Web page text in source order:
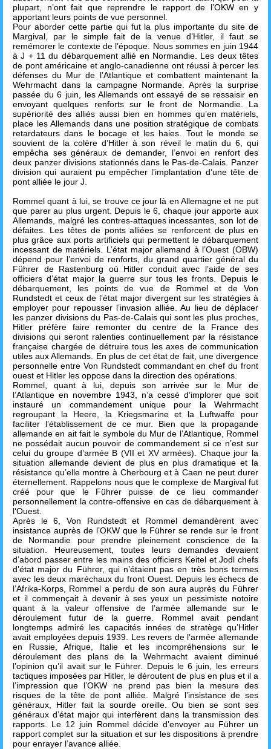
plupart, n’ont fait que reprendre le rapport de l’OKW en y
apportant leurs points de vue personnel.
Pour aborder cette partie qui fut la plus importante du site de
Margival, par le simple fait de la venue d’Hitler, il faut se
remémorer le contexte de l’époque. Nous sommes en juin 1944
à J + 11 du débarquement allié en Normandie. Les deux têtes
de pont américaine et anglo-canadienne ont réussi à percer les
défenses du Mur de l’Atlantique et combattent maintenant la
Wehrmacht dans la campagne Normande. Après la surprise
passée du 6 juin, les Allemands ont essayé de se ressaisir en
envoyant quelques renforts sur le front de Normandie. La
supériorité des alliés aussi bien en hommes qu’en matériels,
place les Allemands dans une position stratégique de combats
retardateurs dans le bocage et les haies. Tout le monde se
souvient de la colère d’Hitler à son réveil le matin du 6, qui
empêcha ses généraux de demander, l’envoi en renfort des
deux panzer divisions stationnés dans le Pas-de-Calais. Panzer
division qui auraient pu empêcher l’implantation d’une tête de
pont alliée le jour J.
Rommel quant à lui, se trouve ce jour là en Allemagne et ne put
que parer au plus urgent. Depuis le 6, chaque jour apporte aux
Allemands, malgré les contres-attaques incessantes, son lot de
défaites. Les têtes de ponts alliées se renforcent de plus en
plus grâce aux ports artificiels qui permettent le débarquement
incessant de matériels. L’état major allemand à l’Ouest (OBW)
dépend pour l’envoi de renforts, du grand quartier général du
Führer de Rastenburg où Hitler conduit avec l’aide de ses
officiers d’état major la guerre sur tous les fronts. Depuis le
débarquement, les points de vue de Rommel et de Von
Rundstedt et ceux de l’état major divergent sur les stratégies à
employer pour repousser l’invasion alliée. Au lieu de déplacer
les panzer divisions du Pas-de-Calais qui sont les plus proches,
Hitler préfère faire remonter du centre de la France des
divisions qui seront ralenties continuellement par la résistance
française chargée de détruire tous les axes de communication
utiles aux Allemands. En plus de cet état de fait, une divergence
personnelle entre Von Rundstedt commandant en chef du front
ouest et Hitler les oppose dans la direction des opérations.
Rommel, quant à lui, depuis son arrivée sur le Mur de
l’Atlantique en novembre 1943, n’a cessé d’implorer que soit
instauré un commandement unique pour la Wehrmacht
regroupant la Heere, la Kriegsmarine et la Luftwaffe pour
faciliter l’établissement de ce mur. Bien que la propagande
allemande en ait fait le symbole du Mur de l’Atlantique, Rommel
ne possédait aucun pouvoir de commandement si ce n’est sur
celui du groupe d’armée B (VII et XV armées). Chaque jour la
situation allemande devient de plus en plus dramatique et la
résistance qu’elle montre à Cherbourg et à Caen ne peut durer
éternellement. Rappelons nous que le complexe de Margival fut
créé pour que le Führer puisse de ce lieu commander
personnellement la contre-offensive en cas de débarquement à
l’Ouest.
Après le 6, Von Rundstedt et Rommel demandèrent avec
insistance auprès de l’OKW que le Führer se rende sur le front
de Normandie pour prendre pleinement conscience de la
situation. Heureusement, toutes leurs demandes devaient
d’abord passer entre les mains des officiers Keitel et Jodl chefs
d’état major du Führer, qui n’étaient pas en très bons termes
avec les deux maréchaux du front Ouest. Depuis les échecs de
l’Afrika-Korps, Rommel a perdu de son aura auprès du Führer
et il commençait à devenir à ses yeux un pessimiste notoire
quant à la valeur offensive de l’armée allemande sur le
déroulement futur de la guerre. Rommel avait pendant
longtemps admiré les capacités innées de stratège qu’Hitler
avait employées depuis 1939. Les revers de l’armée allemande
en Russie, Afrique, Italie et les incompréhensions sur le
déroulement des plans de la Wehrmacht avaient diminué
l’opinion qu’il avait sur le Führer. Depuis le 6 juin, les erreurs
tactiques imposées par Hitler, le déroutent de plus en plus et il a
l’impression que l’OKW ne prend pas bien la mesure des
risques de la tête de pont alliée. Malgré l’insistance de ses
généraux, Hitler fait la sourde oreille. Ou bien se sont ses
généraux d’état major qui interfèrent dans la transmission des
rapports. Le 12 juin Rommel décide d’envoyer au Führer un
rapport complet sur la situation et sur les dispositions à prendre
pour enrayer l’avance alliée.